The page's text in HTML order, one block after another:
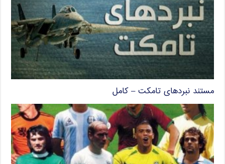
مستند نبردهای تامکت – کامل